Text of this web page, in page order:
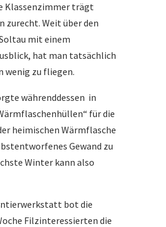
Klassenzimmer trägt
zurecht. Weit über den
mit einem
hat man tatsächlich
wenig zu fliegen.
währenddessen in
für die
heimischen Wärmflasche
Gewand zu
Winter kann also
bot die
Filzinteressierten die